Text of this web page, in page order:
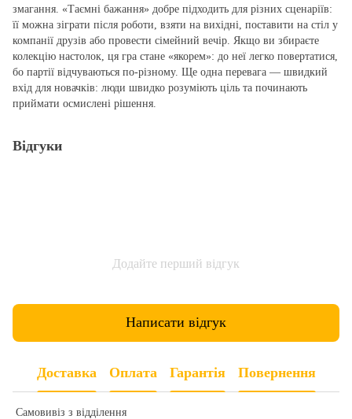
змагання. «Таємні бажання» добре підходить для різних сценаріїв:
її можна зіграти після роботи, взяти на вихідні, поставити на стіл у
компанії друзів або провести сімейний вечір. Якщо ви збираєте
колекцію настолок, ця гра стане «якорем»: до неї легко повертатися,
бо партії відчуваються по‑різному. Ще одна перевага — швидкий
вхід для новачків: люди швидко розуміють ціль та починають
приймати осмислені рішення.
Відгуки
Додайте перший відгук
Написати відгук
Доставка Оплата Гарантія Повернення
Самовивіз з відділення